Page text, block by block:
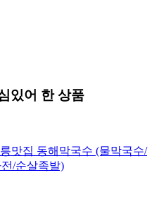
있어 한 상품
맛집 동해막국수 (물막국수/
/순살족발)